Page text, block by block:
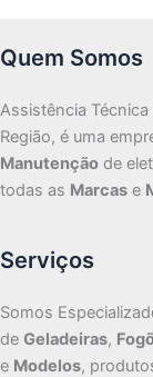
Quem Somos
Assistência
Região, é uma
Manutenção de
todas as Marcas e
Serviços
Somos
de Geladeiras,
e Modelos,